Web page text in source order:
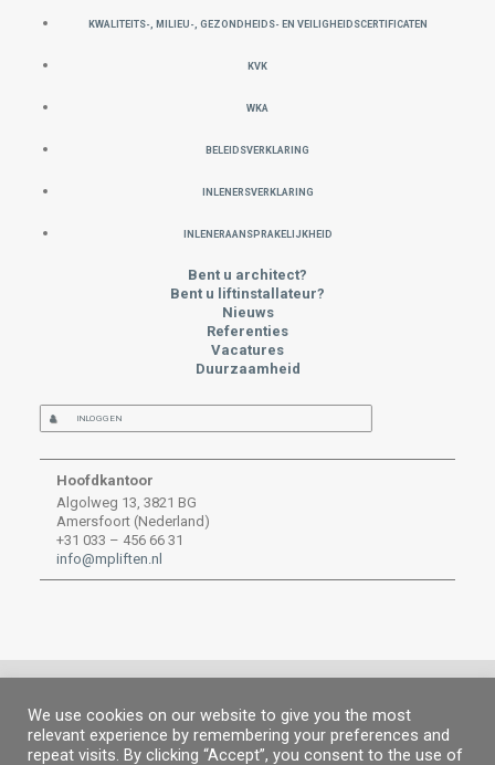
KWALITEITS-, MILIEU-, GEZONDHEIDS- EN VEILIGHEIDSCERTIFICATEN
KVK
WKA
Beleidsverklaring
INLENERSVERKLARING
INLENERAANSPRAKELIJKHEID
Bent u architect?
Bent u liftinstallateur?
Nieuws
Referenties
Vacatures
Duurzaamheid
INLOGGEN
Hoofdkantoor
Algolweg 13, 3821 BG
Amersfoort (Nederland)
+31 033 – 456 66 31
info@mpliften.nl
© MP 2026.Alle rechten voorbehouden. |MP People|Juridische
informatie|Privacybeleid|Cookiebeleid|Informatie Kanaal
We use cookies on our website to give you the most
relevant experience by remembering your preferences and
repeat visits. By clicking “Accept”, you consent to the use of